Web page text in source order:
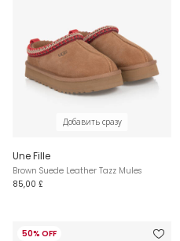
Добавить сразу
Une Fille
Brown Suede Leather Tazz Mules
85,00 £
50% OFF